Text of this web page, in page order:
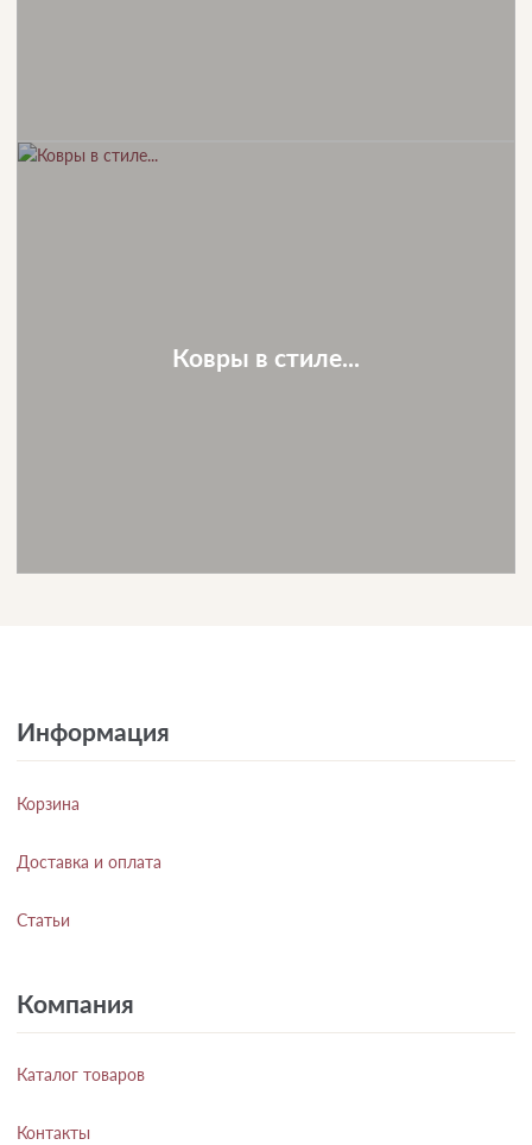
Ковры в стиле...
Информация
Корзина
Доставка и оплата
Статьи
Компания
Каталог товаров
Контакты